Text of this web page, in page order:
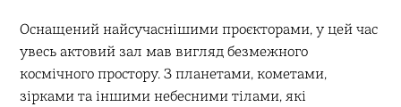
Оснащений найсучаснішими проєкторами, у цей час
увесь актовий зал мав вигляд безмежного
космічного простору. З планетами, кометами,
зірками та іншими небесними тілами, які